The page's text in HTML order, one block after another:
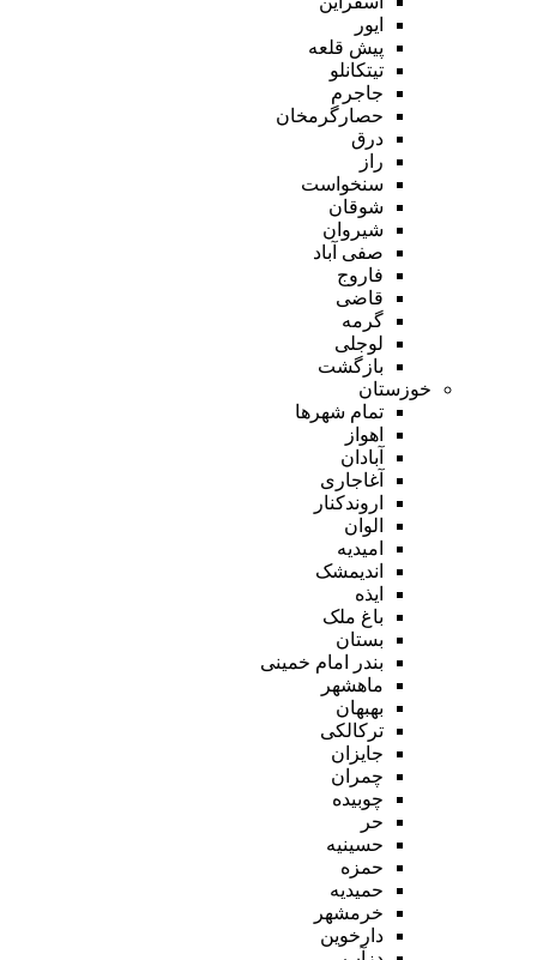
ایور
پیش قلعه
تیتکانلو
جاجرم
حصارگرمخان
درق
راز
سنخواست
شوقان
شیروان
صفی آباد
فاروج
قاضی
گرمه
لوجلی
بازگشت
خوزستان
تمام شهر‌ها
اهواز
آبادان
آغاجاری
اروندکنار
الوان
امیدیه
اندیمشک
ایذه
باغ ملک
بستان
بندر امام خمینی
ماهشهر
بهبهان
ترکالکی
جایزان
چمران
چوبیده
حر
حسینیه
حمزه
حمیدیه
خرمشهر
دارخوین